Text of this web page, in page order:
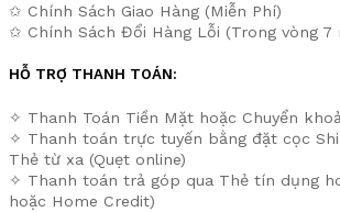
✩ Chính Sách Giao Hàng (Miễn Phí)
✩ Chính Sách Đổi Hàng Lỗi (Trong vòng 7
HỖ TRỢ THANH TOÁN:
✧ Thanh Toán Tiền Mặt hoặc Chuyển
✧ Thanh toán trực tuyến bằng đặt cọc
Thẻ từ xa (Quẹt online)
✧ Thanh toán trả góp qua Thẻ tín dụng
hoặc Home Credit)